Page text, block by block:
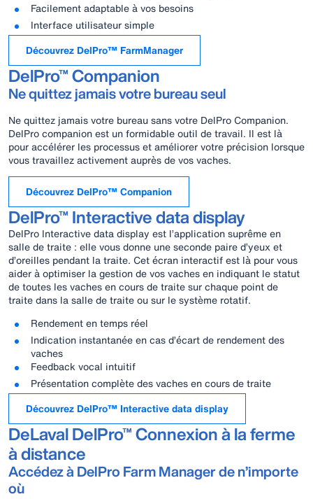
Facilement adaptable à vos besoins
Interface utilisateur simple
Découvrez DelPro™ FarmManager
DelPro™ Companion
Ne quittez jamais votre bureau seul
Ne quittez jamais votre bureau sans votre DelPro Companion.
DelPro companion est un formidable outil de travail. Il est là
pour accélérer les processus et améliorer votre précision lorsque
vous travaillez activement auprès de vos vaches.
Découvrez DelPro™ Companion
DelPro™ Interactive data display
DelPro Interactive data display est l’application suprême en
salle de traite : elle vous donne une seconde paire d’yeux et
d’oreilles pendant la traite. Cet écran interactif est là pour vous
aider à optimiser la gestion de vos vaches en indiquant le statut
de toutes les vaches en cours de traite sur chaque point de
traite dans la salle de traite ou sur le système rotatif.
Rendement en temps réel
Indication instantanée en cas d’écart de rendement des
vaches
Feedback vocal intuitif
Présentation complète des vaches en cours de traite
Découvrez DelPro™ Interactive data display
DeLaval DelPro™ Connexion à la ferme
à distance
Accédez à DelPro Farm Manager de n’importe
où